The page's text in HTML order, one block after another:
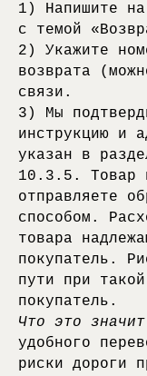
1) Напишите
с темой
2) Укажите
возврата
связи.
3) Мы
инструкцию и
указан в
10.3.5. Товар
отправляете
способом.
товара
покупатель.
пути при
покупатель.
Что это
удобного
риски дороги